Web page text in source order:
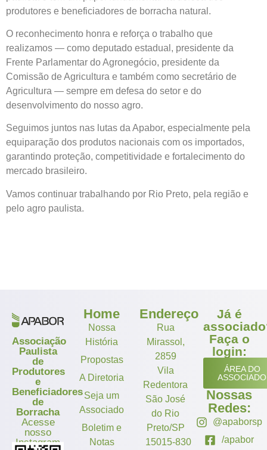
produtores e beneficiadores de borracha natural.
O reconhecimento honra e reforça o trabalho que
realizamos — como deputado estadual, presidente da
Frente Parlamentar do Agronegócio, presidente da
Comissão de Agricultura e também como secretário de
Agricultura — sempre em defesa do setor e do
desenvolvimento do nosso agro.
Seguimos juntos nas lutas da Apabor, especialmente pela
equiparação dos produtos nacionais com os importados,
garantindo proteção, competitividade e fortalecimento do
mercado brasileiro.
Vamos continuar trabalhando por Rio Preto, pela região e
pelo agro paulista.
Associação
Paulista
de
Produtores
e
Beneficiadores
de
Borracha
Acesse
nosso
Instagram
Home
Nossa
História
Propostas
A Diretoria
Seja um
Associado
Boletim e
Notas
Endereço
Rua
Mirassol,
2859
Vila
Redentora
São José
do Rio
Preto/SP
15015-830
Já é
Faça o
login:
ÁREA DO
ASSOCIADO
Nossas
Redes:
@apaborsp
/apabor